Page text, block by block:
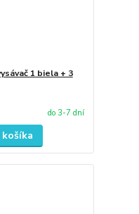
1 biela + 3
do 3-7 dní